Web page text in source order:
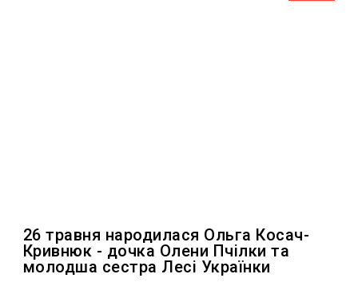
26 травня народилася Ольга Косач-
Кривнюк - дочка Олени Пчілки та
молодша сестра Лесі Українки